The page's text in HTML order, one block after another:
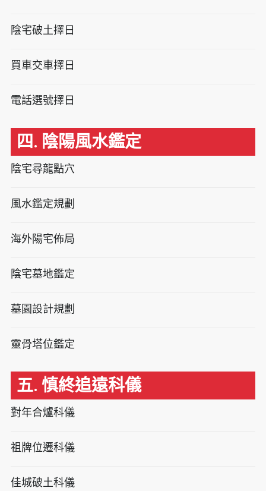
陰宅破土擇日
買車交車擇日
電話選號擇日
四. 陰陽風水鑑定
陰宅尋龍點穴
風水鑑定規劃
海外陽宅佈局
陰宅墓地鑑定
墓園設計規劃
靈骨塔位鑑定
五. 慎終追遠科儀
對年合爐科儀
祖牌位遷科儀
佳城破土科儀